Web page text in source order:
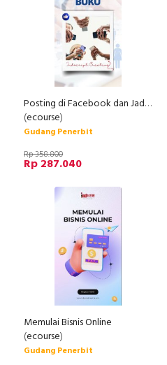
Posting di Facebook dan Jadi Buku
(ecourse)
Gudang Penerbit
Rp 358.800
Rp 287.040
Memulai Bisnis Online
(ecourse)
Gudang Penerbit